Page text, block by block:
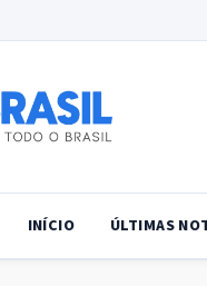
INÍCIO ÚLTIMAS